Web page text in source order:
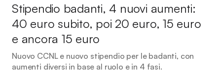
Stipendio badanti, 4 nuovi aumenti:
40 euro subito, poi 20 euro, 15 euro
e ancora 15 euro
Nuovo CCNL e nuovo stipendio per le badanti, con
aumenti diversi in base al ruolo e in 4 fasi.